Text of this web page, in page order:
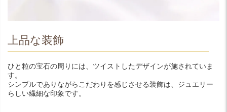
上品な装飾
ひと粒の宝石の周りには、ツイストしたデザインが施されていま
す。
シンプルでありながらこだわりを感じさせる装飾は、ジュエリー
らしい繊細な印象です。